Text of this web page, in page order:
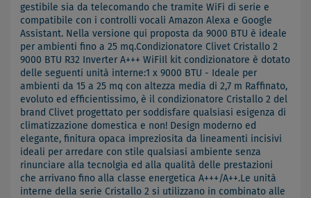
gestibile sia da telecomando che tramite WiFi di serie e
compatibile con i controlli vocali Amazon Alexa e Google
Assistant. Nella versione qui proposta da 9000 BTU è ideale
per ambienti fino a 25 mq.Condizionatore Clivet Cristallo 2
9000 BTU R32 Inverter A+++ WiFiIl kit condizionatore è dotato
delle seguenti unità interne:1 x 9000 BTU - Ideale per
ambienti da 15 a 25 mq con altezza media di 2,7 m Raffinato,
evoluto ed efficientissimo, è il condizionatore Cristallo 2 del
brand Clivet progettato per soddisfare qualsiasi esigenza di
climatizzazione domestica e non! Design moderno ed
elegante, finitura opaca impreziosita da lineamenti incisivi
ideali per arredare con stile qualsiasi ambiente senza
rinunciare alla tecnolgia ed alla qualità delle prestazioni
che arrivano fino alla classe energetica A+++/A++.Le unità
interne della serie Cristallo 2 si utilizzano in combinato alle